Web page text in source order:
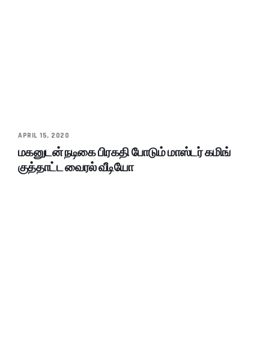
APRIL 15, 2020
மகனுடன் நடிகை பிரகதி போடும் மாஸ்டர் கமிங்
குத்தாட்ட வைரல் வீடியோ